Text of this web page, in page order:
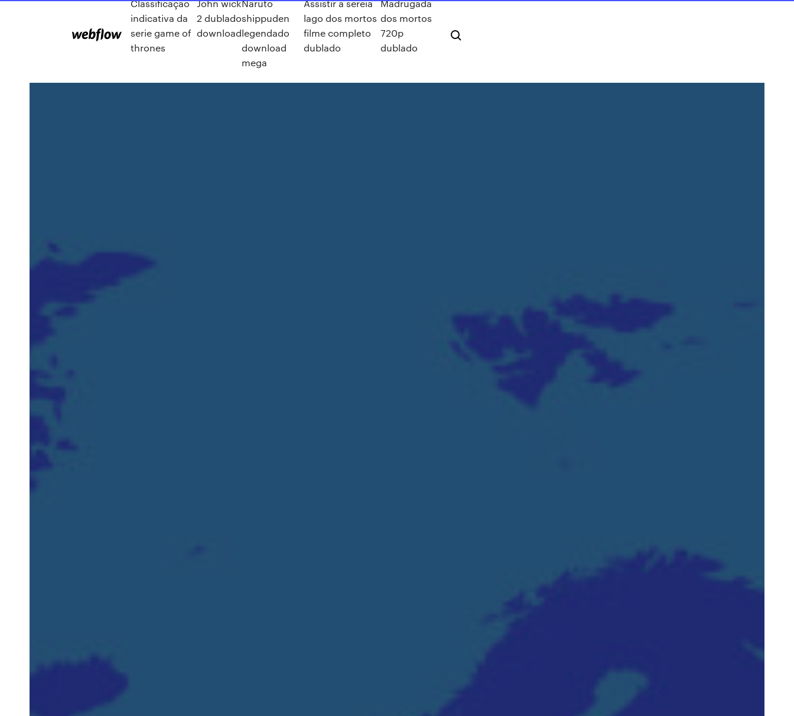
Classificação
indicativa da
serie game of
thrones
John wick
2 dublado
download
Naruto
shippuden
legendado
download
mega
Assistir a sereia
lago dos mortos
filme completo
dublado
Madrugada
dos mortos
720p
dublado